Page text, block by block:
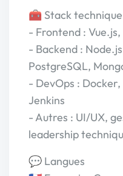
🧰 Stack technique
- Frontend :
- Backend :
PostgreSQL,
- DevOps :
Jenkins
- Autres : UI/UX,
leadership
💬 Langues